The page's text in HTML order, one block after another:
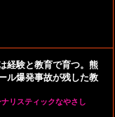
経験と教育で育つ。熊
ル爆発事故が残した教
リスティックなやさし